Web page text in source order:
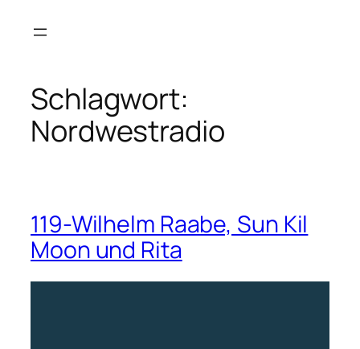
Inhalt
Schlagwort:
Nordwestradio
119-Wilhelm Raabe, Sun Kil
Moon und Rita